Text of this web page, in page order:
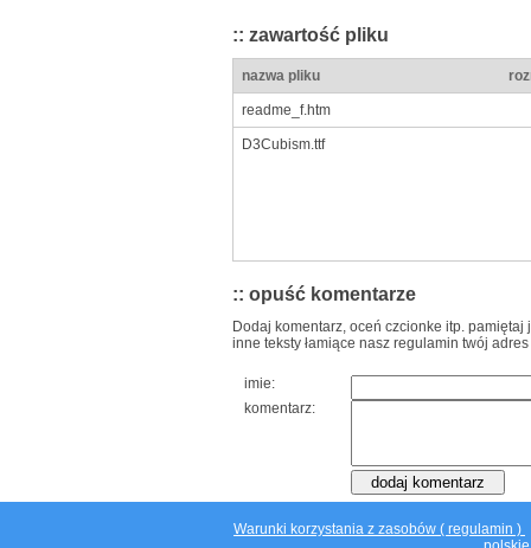
:: zawartość pliku
nazwa pliku
readme_f.htm
D3Cubism.ttf
:: opuść komentarze
Dodaj komentarz, oceń czcionke itp.
inne teksty łamiące nasz regulamin twój
imie:
komentarz:
Warunki korzystania z zasobów ( regulamin )